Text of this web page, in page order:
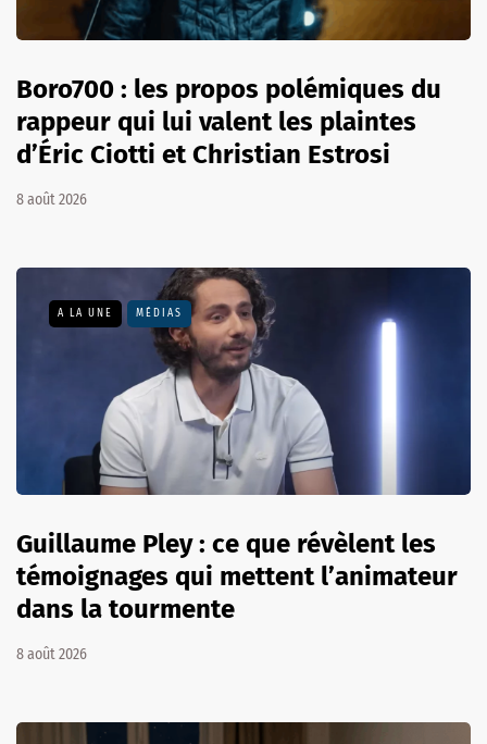
Boro700 : les propos polémiques du
rappeur qui lui valent les plaintes
d’Éric Ciotti et Christian Estrosi
8 août 2026
A LA UNE MÉDIAS
Guillaume Pley : ce que révèlent les
témoignages qui mettent l’animateur
dans la tourmente
8 août 2026